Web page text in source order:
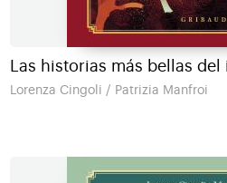
Las historias más bellas
Lorenza Cingoli / Patrizia Manfroi